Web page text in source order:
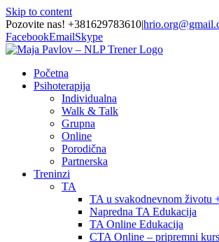
Skip to content
Pozovite nas! +381629783610|
FacebookEmailSkype
Početna
Psihoterapija
Individualna
Walk & Talk
Grupna
Online
Porodična
Partnerska
Treninzi
TA
TA u svakodnevnom životu
Napredna TA Edukacija
TA Online Edukacija
CTA Online – pripremni kurs